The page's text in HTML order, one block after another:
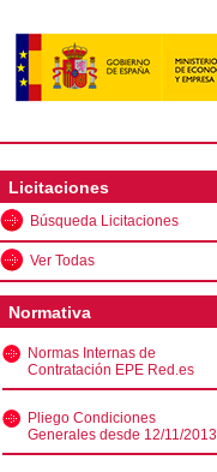
Licitaciones
Búsqueda Licitaciones
Ver Todas
Normativa
Normas Internas de
Contratación EPE Red.es
Pliego Condiciones
Generales desde 12/11/2013